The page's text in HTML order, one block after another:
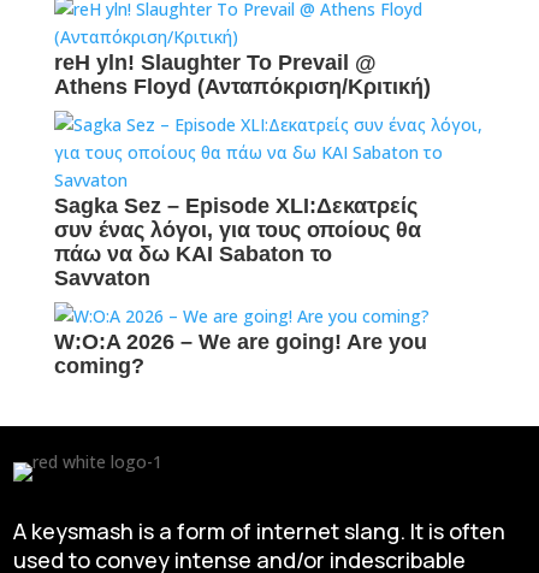
reH yln! Slaughter To Prevail @
Athens Floyd (Ανταπόκριση/Κριτική)
Sagka Sez – Episode XLI:Δεκατρείς
συν ένας λόγοι, για τους οποίους θα
πάω να δω ΚΑΙ Sabaton το
Savvaton
W:O:A 2026 – We are going! Are you
coming?
A keysmash is a form of internet slang. It is often
used to convey intense and/or indescribable